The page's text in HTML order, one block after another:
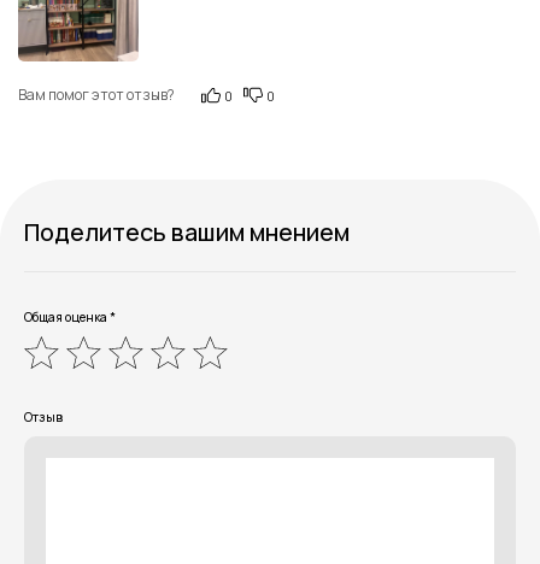
Вам помог этот отзыв? 0 0
Поделитесь вашим мнением
Общая оценка *
Отзыв